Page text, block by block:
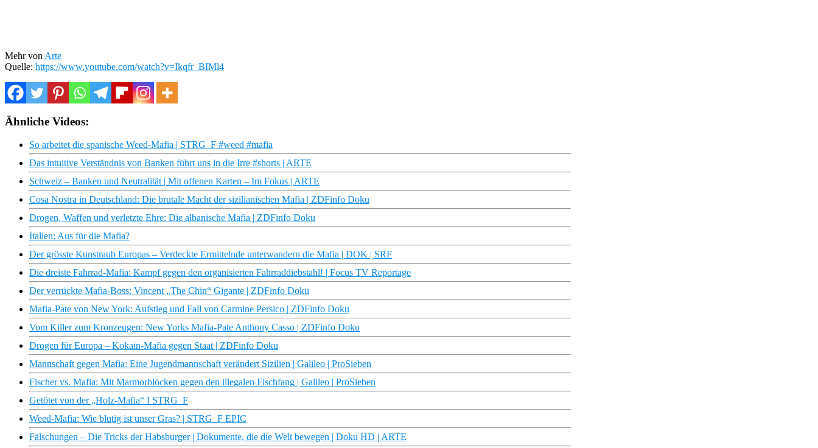
Mehr von Arte
Quelle: https://www.youtube.com/watch?v=Ikqfr_BIMl4
Ähnliche Videos:
So arbeitet die spanische Weed-Mafia | STRG_F #weed #mafia
Das intuitive Verständnis von Banken führt uns in die Irre #shorts | ARTE
Schweiz – Banken und Neutralität | Mit offenen Karten – Im Fokus | ARTE
Cosa Nostra in Deutschland: Die brutale Macht der sizilianischen Mafia | ZDFinfo Doku
Drogen, Waffen und verletzte Ehre: Die albanische Mafia | ZDFinfo Doku
Italien: Aus für die Mafia?
Der grösste Kunstraub Europas – Verdeckte Ermittelnde unterwandern die Mafia | DOK | SRF
Die dreiste Fahrrad-Mafia: Kampf gegen den organisierten Fahrraddiebstahl! | Focus TV Reportage
Der verrückte Mafia-Boss: Vincent „The Chin“ Gigante | ZDFinfo Doku
Mafia-Pate von New York: Aufstieg und Fall von Carmine Persico | ZDFinfo Doku
Vom Killer zum Kronzeugen: New Yorks Mafia-Pate Anthony Casso | ZDFinfo Doku
Drogen für Europa – Kokain-Mafia gegen Staat | ZDFinfo Doku
Mannschaft gegen Mafia: Eine Jugendmannschaft verändert Sizilien | Galileo | ProSieben
Fischer vs. Mafia: Mit Marmorblöcken gegen den illegalen Fischfang | Galileo | ProSieben
Getötet von der „Holz-Mafia“ I STRG_F
Weed-Mafia: Wie blutig ist unser Gras? | STRG_F EPIC
Fälschungen – Die Tricks der Habsburger | Dokumente, die die Welt bewegen | Doku HD | ARTE